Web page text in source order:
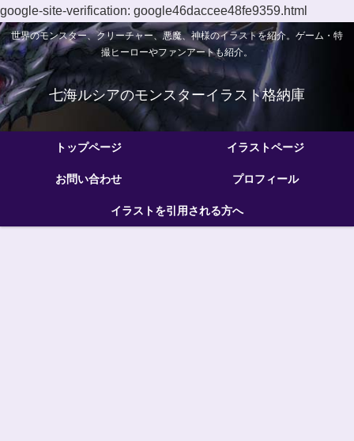
google-site-verification: google46daccee48fe9359.html
世界のモンスター、クリーチャー、悪魔、神様のイラストを紹介。ゲーム・特
撮ヒーローやファンアートも紹介。
七海ルシアのモンスターイラスト格納庫
トップページ イラストページ
お問い合わせ プロフィール
イラストを引用される方へ